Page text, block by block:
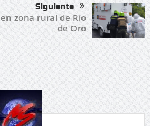
Siguiente
zona rural de Río
de Oro